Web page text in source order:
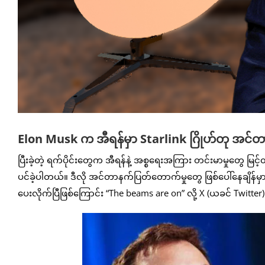
Elon Musk က အီရန်မှာ Starlink ဂြိုဟ်တု အင်တ
ပြီးခဲ့တဲ့ ရက်ပိုင်းတွေက အီရန်နဲ့ အစ္စရေးအကြား တင်းမာမှုတွ
ပင်ခဲ့ပါတယ်။ ဒီလို အင်တာနက်ပြတ်တောက်မှုတွေ ဖြစ်ပေါ်နေချိန်
ပေးလိုက်ပြီဖြစ်ကြောင်း “The beams are on” လို့ X (ယခင်